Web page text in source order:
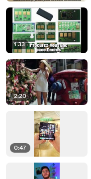
1:33
2:20
0:47